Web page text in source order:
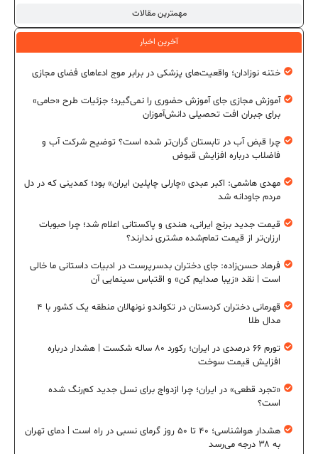
مهمترین مقالات
آخرین اخبار
ختنه نوزادان؛ واقعیت‌های پزشکی در برابر موج ادعاهای فضای مجازی
آموزش مجازی جای آموزش حضوری را نمی‌گیرد؛ جزئیات طرح «حامی»
برای جبران افت تحصیلی دانش‌آموزان
چرا قبض آب در تابستان گران‌تر شده است؟ توضیح شرکت آب و
فاضلاب درباره افزایش قبوض
مهدی هاشمی: اکبر عبدی «چارلی چاپلین ایران» بود؛ کمدینی که در دل
مردم جاودانه شد
قیمت جدید برنج ایرانی، هندی و پاکستانی اعلام شد؛ چرا حبوبات
ارزان‌تر از قیمت تمام‌شده مشتری ندارند؟
فرهاد حسن‌زاده: جای دختران بدسرپرست در ادبیات داستانی ما خالی
است | نقد «زیبا صدایم کن» و اقتباس سینمایی آن
قهرمانی دختران کردستان در تکواندو نونهالان منطقه یک کشور با ۴
مدال طلا
تورم ۶۶ درصدی در ایران؛ رکورد ۸۰ ساله شکست | هشدار درباره
افزایش قیمت سوخت
«تجرد قطعی» در ایران؛ چرا ازدواج برای نسل جدید کم‌رنگ شده
است؟
هشدار هواشناسی؛ ۴۰ تا ۵۰ روز گرمای نسبی در راه است | دمای تهران
به ۳۸ درجه می‌رسد